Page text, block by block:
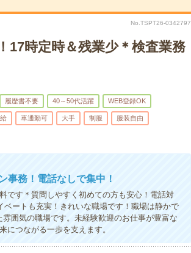
No.TSPT26-0342797
17時定時＆残業少＊検査業務
履歴書不要 40～50代活躍 WEB登録OK
車通勤可 大手 制服 服装自由
事務！電話なしで集中！
です＊質問しやすく初めての方も安心！電話対
ートも充実！きれいな職場です！職場は静かで
囲気の職場です。未経験歓迎のお仕事が豊富な
につながる一歩を支えます。